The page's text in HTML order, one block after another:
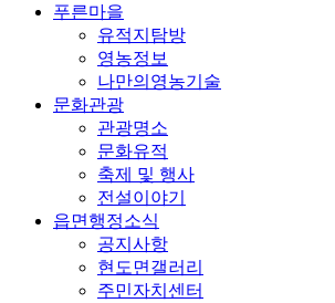
푸른마을
유적지탐방
영농정보
나만의영농기술
문화관광
관광명소
문화유적
축제 및 행사
전설이야기
읍면행정소식
공지사항
현도면갤러리
주민자치센터